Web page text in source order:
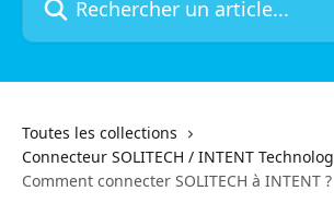
Toutes les collections
Connecteur SOLITECH / INTENT
Comment connecter SOLITECH à INTENT ?